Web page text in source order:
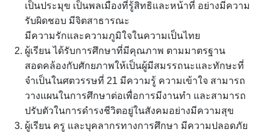
เป็นประมุข เป็นพลเมืองที่รู้สิทธิและหน้าที่ อย่างมีความ
รับผิดชอบ มีจิตสาธารณะ
มีความรักและความภูมิใจในความเป็นไทย
ผู้เรียน ได้รับการศึกษาที่มีคุณภาพ ตามมาตรฐาน
สอดคล้องกับศักยภาพให้เป็นผู้มีสมรรถนะและทักษะที่
จำเป็นในศตวรรษที่ 21 มีความรู้ ความเข้าใจ สามารถ
วางแผนในการศึกษาต่อเพื่อการมีงานทำ และสามารถ
ปรับตัวในการดำรงชีวิตอยู่ในสังคมอย่างมีความสุข
ผู้เรียน ครู และบุคลากรทางการศึกษา มีความปลอดภัย